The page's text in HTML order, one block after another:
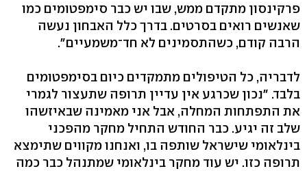
פרקינסון מתקדם ממש, שבו יש כבר סימפטומים כמו
שאנשים רואים בסרטים. בדרך כלל האבחון נעשה
הרבה קודם, כשהתסמינים לא חד־משמעיים".
לדבריה, כל הטיפולים מתמקדים כיום בסימפטומים
בלבד. "נכון שכרגע אין עדיין תרופה שתעצור לגמרי
את התפתחות המחלה, אבל אני מאמינה שבאיזשהו
שלב זה יגיע. כבר החודש התחיל מחקר מהפכני
בינלאומי שישראל שותפה בו, ואנחנו מקווים שתימצא
תרופה כזו. יש עוד מחקר בינלאומי שמתנהל כבר כמה